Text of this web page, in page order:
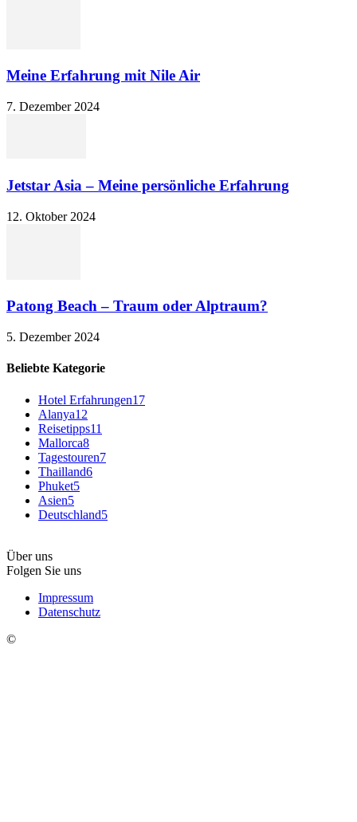
Meine Erfahrung mit Nile Air
7. Dezember 2024
Jetstar Asia – Meine persönliche Erfahrung
12. Oktober 2024
Patong Beach – Traum oder Alptraum?
5. Dezember 2024
Beliebte Kategorie
Hotel Erfahrungen17
Alanya12
Reisetipps11
Mallorca8
Tagestouren7
Thailland6
Phuket5
Asien5
Deutschland5
Über uns
Folgen Sie uns
Impressum
Datenschutz
©